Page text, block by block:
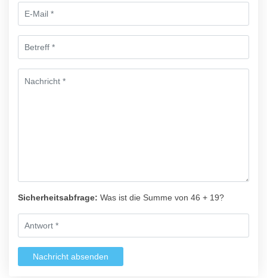
Sicherheitsabfrage: Was ist die Summe von 46 + 19?
Nachricht absenden